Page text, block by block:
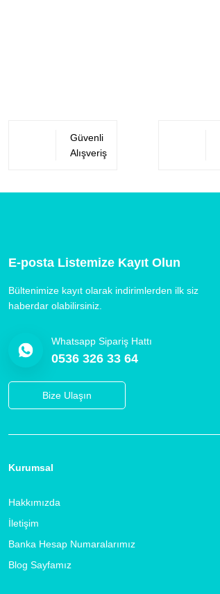
Güvenli
Alışveriş
E-posta Listemize Kayıt Olun
Bültenimize kayıt olarak indirimlerden ilk siz
haberdar olabilirsiniz.
Whatsapp Sipariş Hattı
0536 326 33 64
Bize Ulaşın
Kurumsal
Hakkımızda
İletişim
Banka Hesap Numaralarımız
Blog Sayfamız